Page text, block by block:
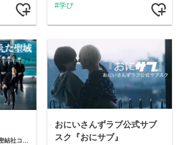
学び
「コヤッキースタジオ」「秘密結社コヤミナティ」
おにいさんずラブ公式サブ
スク『おにサブ』